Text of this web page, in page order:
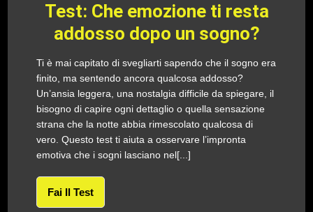
Test: Che emozione ti resta
addosso dopo un sogno?
Ti è mai capitato di svegliarti sapendo che il sogno era
finito, ma sentendo ancora qualcosa addosso?
Un’ansia leggera, una nostalgia difficile da spiegare, il
bisogno di capire ogni dettaglio o quella sensazione
strana che la notte abbia rimescolato qualcosa di
vero. Questo test ti aiuta a osservare l’impronta
emotiva che i sogni lasciano nel[...]
Fai Il Test